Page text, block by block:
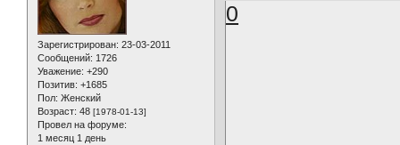
Зарегистрирован: 23-03-2011
Сообщений: 1726
Уважение: +290
Позитив: +1685
Пол: Женский
Возраст: 48 [1978-01-13]
Провел на форуме:
1 месяц 1 день
0